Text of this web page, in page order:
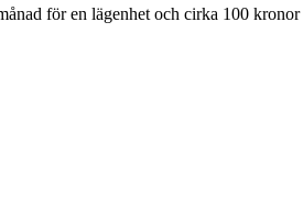
för en lägenhet och cirka 100